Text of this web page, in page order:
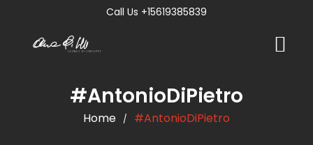
Call Us +15619385839
#AntonioDiPietro
Home / #AntonioDiPietro